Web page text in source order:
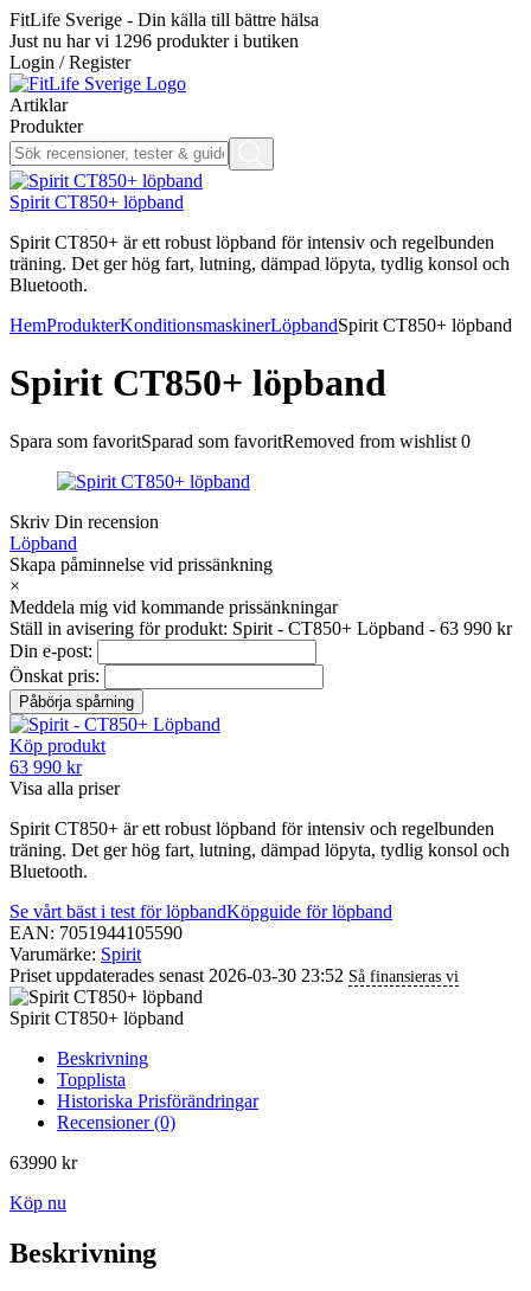
FitLife Sverige - Din källa till bättre hälsa
Just nu har vi 1296 produkter i butiken
Login / Register
Artiklar
Produkter
Spirit CT850+ löpband
Spirit CT850+ är ett robust löpband för intensiv och regelbunden
träning. Det ger hög fart, lutning, dämpad löpyta, tydlig konsol och
Bluetooth.
HemProdukterKonditionsmaskinerLöpbandSpirit CT850+ löpband
Spirit CT850+ löpband
Spara som favoritSparad som favoritRemoved from wishlist 0
Skriv Din recension
Löpband
Skapa påminnelse vid prissänkning
×
Meddela mig vid kommande prissänkningar
Ställ in avisering för produkt: Spirit - CT850+ Löpband - 63 990 kr
Din e-post:
Önskat pris:
Köp produkt
63 990 kr
Visa alla priser
Spirit CT850+ är ett robust löpband för intensiv och regelbunden
träning. Det ger hög fart, lutning, dämpad löpyta, tydlig konsol och
Bluetooth.
Se vårt bäst i test för löpbandKöpguide för löpband
EAN: 7051944105590
Varumärke: Spirit
Priset uppdaterades senast 2026-03-30 23:52 Så finansieras vi
Spirit CT850+ löpband
Beskrivning
Topplista
Historiska Prisförändringar
Recensioner (0)
63990 kr
Köp nu
Beskrivning